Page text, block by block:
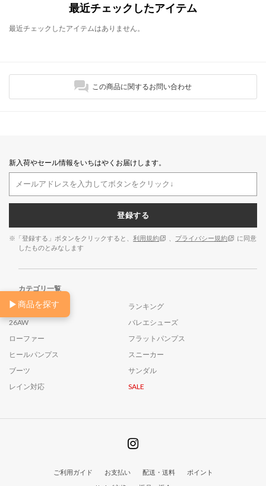
▶商品を探す
最近チェックしたアイテム
最近チェックしたアイテムはありません。
この商品に関するお問い合わせ
新入荷やセール情報をいちはやくお届けします。
登録する
※「登録する」ボタンをクリックすると、 利用規約 プライバシー規約
に同意
したものとみなします
カテゴリ一覧
NEW
ランキング
26AW
バレエシューズ
ローファー
フラットパンプス
ヒールパンプス
スニーカー
ブーツ
サンダル
レイン対応
SALE
ご利用ガイド お支払い 配送・送料
ポイント